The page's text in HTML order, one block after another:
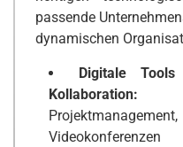
passende
dynamischen
Digitale
Kollaboration: